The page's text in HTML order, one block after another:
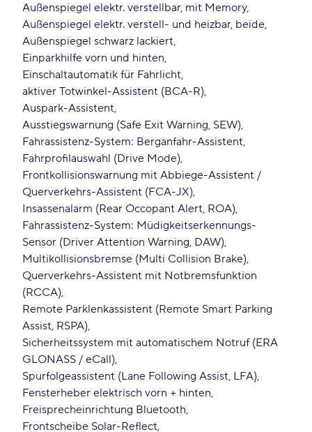
Außenspiegel elektr. verstellbar, mit Memory
Außenspiegel elektr. verstell- und heizbar, beide
Außenspiegel schwarz lackiert
Einparkhilfe vorn und hinten
Einschaltautomatik für Fahrlicht
aktiver Totwinkel-Assistent (BCA-R)
Auspark-Assistent
Ausstiegswarnung (Safe Exit Warning, SEW)
Fahrassistenz-System: Berganfahr-Assistent
Fahrprofilauswahl (Drive Mode)
Frontkollisionswarnung mit Abbiege-Assistent /
Querverkehrs-Assistent (FCA-JX)
Insassenalarm (Rear Occopant Alert, ROA)
Fahrassistenz-System: Müdigkeitserkennungs-
Sensor (Driver Attention Warning, DAW)
Multikollisionsbremse (Multi Collision Brake)
Querverkehrs-Assistent mit Notbremsfunktion
(RCCA)
Remote Parklenkassistent (Remote Smart Parking
Assist, RSPA)
Sicherheitssystem mit automatischem Notruf (ERA
GLONASS / eCall)
Spurfolgeassistent (Lane Following Assist, LFA)
Fensterheber elektrisch vorn + hinten
Freisprecheinrichtung Bluetooth
Frontscheibe Solar-Reflect